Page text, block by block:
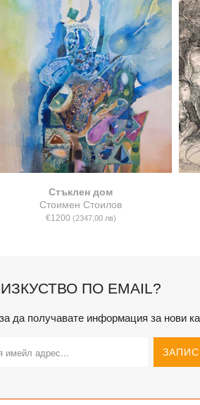
Стъклен дом
Стоимен Стоилов
€1200 (2347,00 лв)
ИЗКУСТВО ПО EMAIL?
да получавате информация за нови